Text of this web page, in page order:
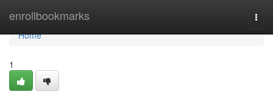
enrollbookmarks
Home
Home
1